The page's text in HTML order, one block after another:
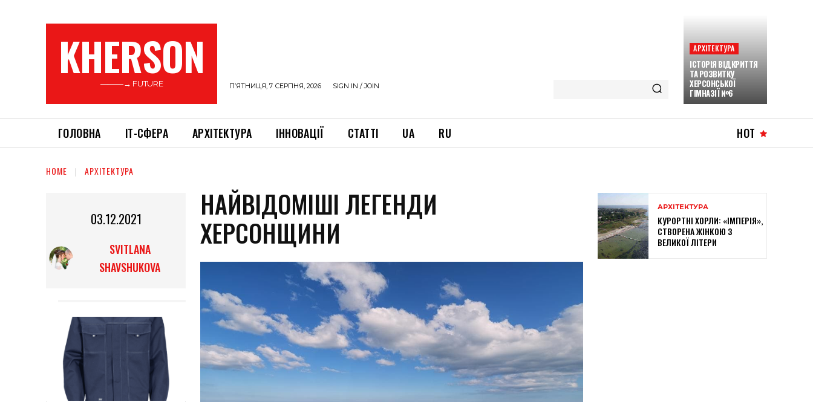
KHERSON
———→ FUTURE П’ЯТНИЦЯ, 7 СЕРПНЯ, 2026 SIGN IN / JOIN
АРХІТЕКТУРА
ІСТОРІЯ ВІДКРИТТЯ
ТА РОЗВИТКУ
ХЕРСОНСЬКОЇ
ГІМНАЗІЇ №6
ГОЛОВНА ІТ-СФЕРА АРХІТЕКТУРА ІННОВАЦІЇ СТАТТІ UA RU HOT
HOME АРХІТЕКТУРА
03.12.2021
SVITLANA
SHAVSHUKOVA
НАЙВІДОМІШІ ЛЕГЕНДИ
ХЕРСОНЩИНИ
АРХІТЕКТУРА
КУРОРТНІ ХОРЛИ: «ІМПЕРІЯ»,
СТВОРЕНА ЖІНКОЮ З
ВЕЛИКОЇ ЛІТЕРИ